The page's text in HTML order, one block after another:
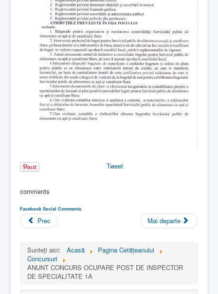
Tweet
comments
Facebook Social Comments
Prec Mai departe
Sunteți aici: Acasă
Pagina Cetăţeanului
Concursuri
ANUNT CONCURS OCUPARE POST DE INSPECTOR
DE SPECIALITATE 1A